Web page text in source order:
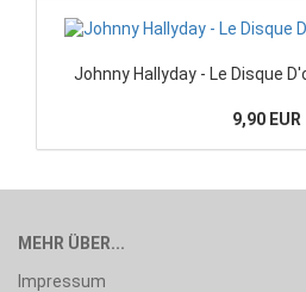
Johnny Hallyday - Le Disque
9,90 EUR
MEHR ÜBER...
Impressum